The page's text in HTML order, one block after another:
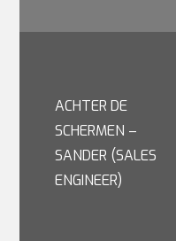
ACHTER DE
SCHERMEN –
SANDER (SALES
ENGINEER)